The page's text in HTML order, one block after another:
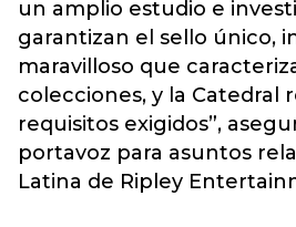
un amplio estudio e
garantizan el sello único,
maravilloso que
colecciones, y la Catedral
requisitos exigidos”,
portavoz para asuntos
Latina de Ripley